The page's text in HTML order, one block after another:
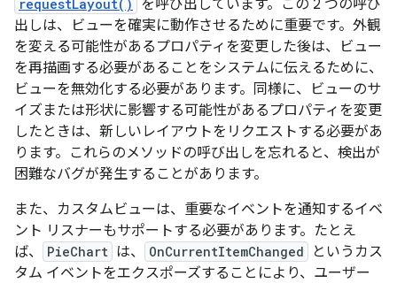
requestLayout()
を呼び出しています。この 2 つの呼び
出しは、ビューを確実に動作させるために重要です。外観
を変える可能性があるプロパティを変更した後は、ビュー
を再描画する必要があることをシステムに伝えるために、
ビューを無効化する必要があります。同様に、ビューのサ
イズまたは形状に影響する可能性があるプロパティを変更
したときは、新しいレイアウトをリクエストする必要があ
ります。これらのメソッドの呼び出しを忘れると、検出が
困難なバグが発生することがあります。
また、カスタムビューは、重要なイベントを通知するイベ
ント リスナーもサポートする必要があります。たとえ
ば、
PieChart は、 OnCurrentItemChanged
というカス
タム イベントをエクスポーズすることにより、ユーザー